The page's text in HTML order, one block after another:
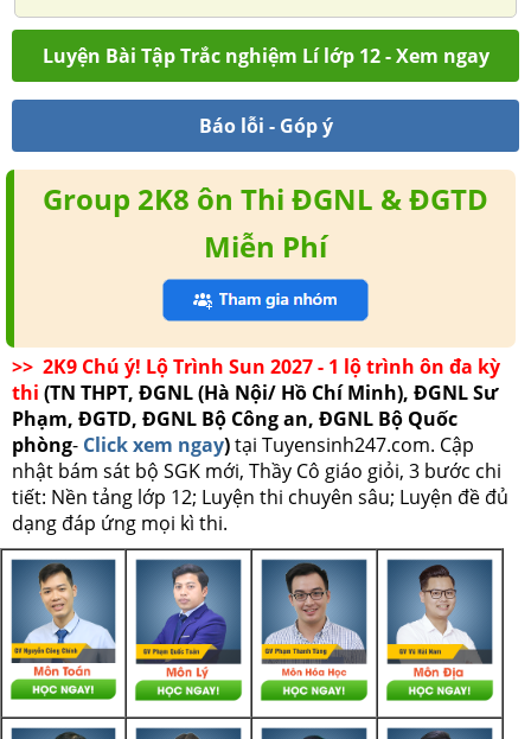
Luyện Bài Tập Trắc nghiệm Lí lớp 12 - Xem ngay
Báo lỗi - Góp ý
Group 2K8 ôn Thi ĐGNL & ĐGTD
Miễn Phí
>> 2K9 Chú ý! Lộ Trình Sun 2027 - 1 lộ trình ôn đa kỳ
thi (TN THPT, ĐGNL (Hà Nội/ Hồ Chí Minh), ĐGNL Sư
Phạm, ĐGTD, ĐGNL Bộ Công an, ĐGNL Bộ Quốc
phòng- Click xem ngay)tại Tuyensinh247.com. Cập
nhật bám sát bộ SGK mới, Thầy Cô giáo giỏi, 3 bước chi
tiết: Nền tảng lớp 12; Luyện thi chuyên sâu; Luyện đề đủ
dạng đáp ứng mọi kì thi.